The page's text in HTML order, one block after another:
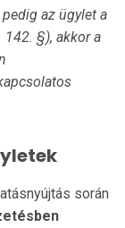
pedig az ügylet a
§), akkor a
során